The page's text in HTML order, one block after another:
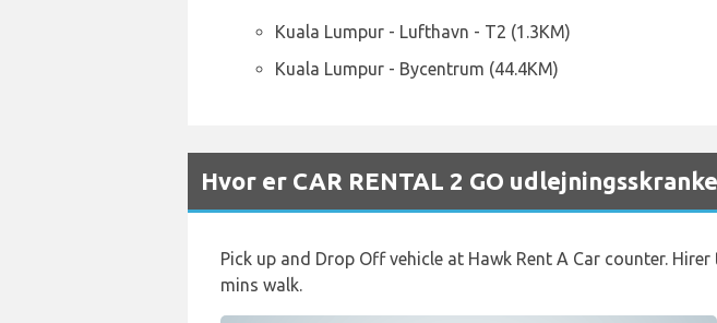
Kuala Lumpur - Lufthavn - T2 (1.3KM)
Kuala Lumpur - Bycentrum (44.4KM)
Hvor er CAR RENTAL 2 GO
Pick up and Drop Off vehicle at Hawk Rent A Car counter.
mins walk.